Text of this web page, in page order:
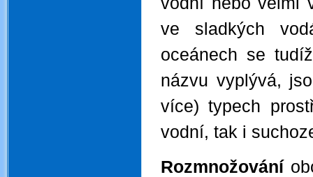
ve sladkých
oceánech se
názvu vyplývá,
více) typech
vodní, tak i
Rozmnožování